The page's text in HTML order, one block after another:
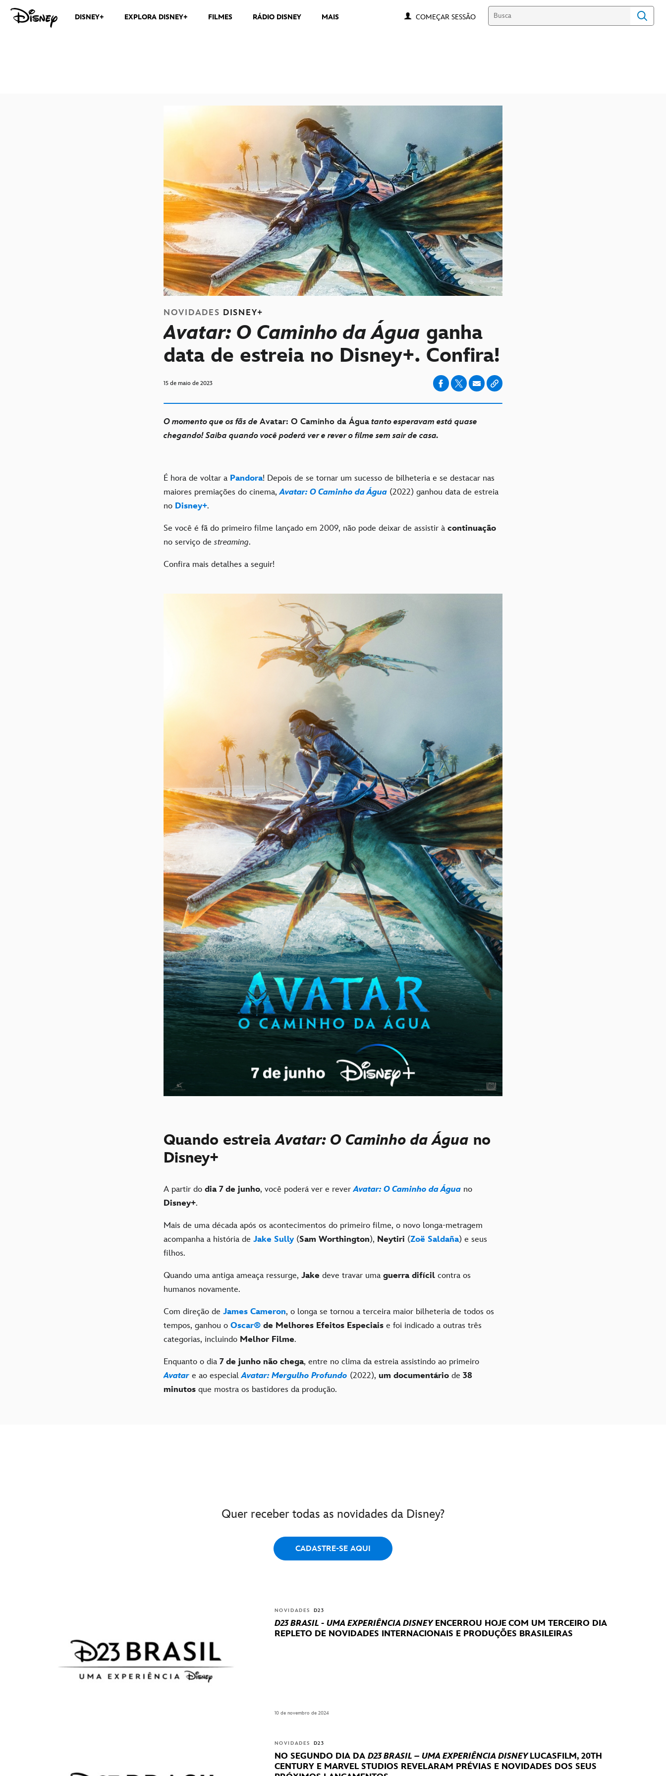
DISNEY+ EXPLORA DISNEY+ FILMES RÁDIO DISNEY MAIS COMEÇAR SESSÃO
NOVIDADES DISNEY+
Avatar: O Caminho da Água ganha
data de estreia no Disney+. Confira!
15 de maio de 2023
O momento que os fãs de Avatar: O Caminho da Água tanto esperavam está quase
chegando! Saiba quando você poderá ver e rever o filme sem sair de casa.
É hora de voltar a Pandora! Depois de se tornar um sucesso de bilheteria e se destacar nas
maiores premiações do cinema,Avatar: O Caminho da Água (2022) ganhou data de estreia
no Disney+.
Se você é fã do primeiro filme lançado em 2009, não pode deixar de assistir à continuação
no serviço destreaming.
Confira mais detalhes a seguir!
Quando estreiaAvatar: O Caminho da Água no
Disney+
A partir do dia 7 de junho, você poderá ver e reverAvatar: O Caminho da Água no
Disney+.
Mais de uma década após os acontecimentos do primeiro filme, o novo longa-metragem
acompanha a história de Jake Sully (Sam Worthington), Neytiri (Zoë Saldaña) e seus
filhos.
Quando uma antiga ameaça ressurge, Jake deve travar uma guerra difícil contra os
humanos novamente.
Com direção de James Cameron, o longa se tornou a terceira maior bilheteria de todos os
tempos, ganhou o Oscar® de Melhores Efeitos Especiais e foi indicado a outras três
categorias, incluindo Melhor Filme.
Enquanto o dia 7 de junho não chega, entre no clima da estreia assistindo ao primeiro
Avatar e ao especialAvatar: Mergulho Profundo (2022), um documentário de 38
minutos que mostra os bastidores da produção.
Quer receber todas as novidades da Disney?
CADASTRE-SE AQUI
NOVIDADES D23
D23 BRASIL - UMA EXPERIÊNCIA DISNEYENCERROU HOJE COM UM TERCEIRO DIA
REPLETO DE NOVIDADES INTERNACIONAIS E PRODUÇÕES BRASILEIRAS
10 de novembro de 2024
NOVIDADES D23
NO SEGUNDO DIA DA D23 BRASIL – UMA EXPERIÊNCIA DISNEYLUCASFILM, 20TH
CENTURY E MARVEL STUDIOS REVELARAM PRÉVIAS E NOVIDADES DOS SEUS